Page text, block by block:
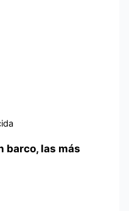
barco, las más